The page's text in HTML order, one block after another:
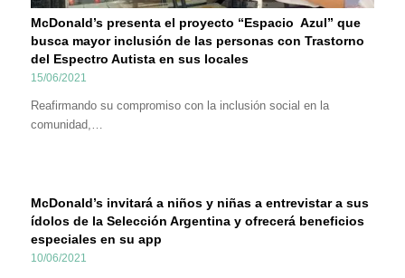
McDonald’s presenta el proyecto “Espacio Azul” que
busca mayor inclusión de las personas con Trastorno
del Espectro Autista en sus locales
15/06/2021
Reafirmando su compromiso con la inclusión social en la
comunidad,…
McDonald’s invitará a niños y niñas a entrevistar a sus
ídolos de la Selección Argentina y ofrecerá beneficios
especiales en su app
10/06/2021